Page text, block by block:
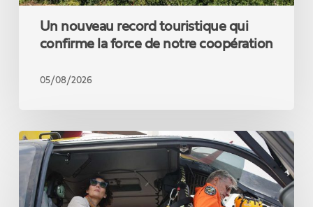
Un nouveau record touristique qui
confirme la force de notre coopération
05/08/2026
La
Commissaire
Hadja
Lahbib
en